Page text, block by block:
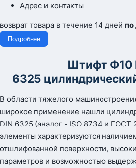
Адрес и контакты
возврат товара в течение 14 дней по
Подробнее
Штифт Ф10
6325
В области тяжелого
широкое применение нашли
DIN 6325 (аналог - ISO 8734 и
элементы характеризуются
отшлифованной поверхности,
параметров и возможностью